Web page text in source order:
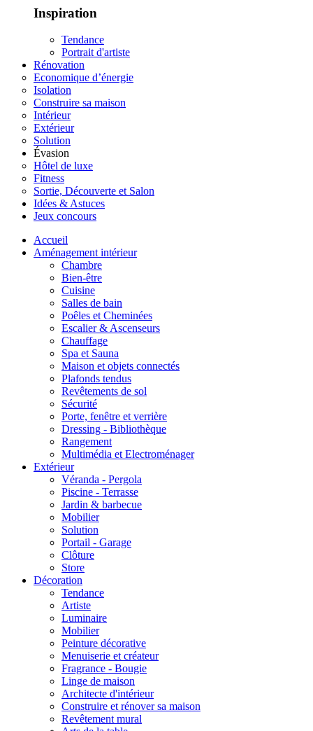
Inspiration
Tendance
Portrait d'artiste
Rénovation
Economique d’énergie
Isolation
Construire sa maison
Intérieur
Extérieur
Solution
Évasion
Hôtel de luxe
Fitness
Sortie, Découverte et Salon
Idées & Astuces
Jeux concours
Accueil
Aménagement intérieur
Chambre
Bien-être
Cuisine
Salles de bain
Poêles et Cheminées
Escalier & Ascenseurs
Chauffage
Spa et Sauna
Maison et objets connectés
Plafonds tendus
Revêtements de sol
Sécurité
Porte, fenêtre et verrière
Dressing - Bibliothèque
Rangement
Multimédia et Electroménager
Extérieur
Véranda - Pergola
Piscine - Terrasse
Jardin & barbecue
Mobilier
Solution
Portail - Garage
Clôture
Store
Décoration
Tendance
Artiste
Luminaire
Mobilier
Peinture décorative
Menuiserie et créateur
Fragrance - Bougie
Linge de maison
Architecte d'intérieur
Construire et rénover sa maison
Revêtement mural